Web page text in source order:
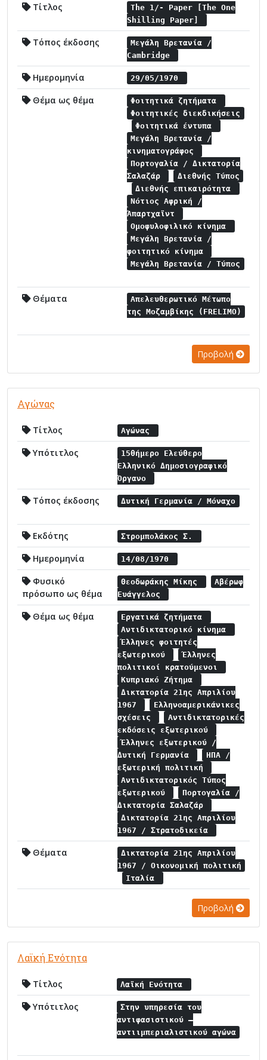
Τίτλος
The 1/- Paper [The One
Shilling Paper]
Τόπος έκδοσης
Μεγάλη Βρετανία /
Cambridge
Ημερομηνία 29/05/1970
Θέμα ως θέμα
Φοιτητικά ζητήματα
Φοιτητικές διεκδικήσεις
Φοιτητικά έντυπα
Μεγάλη Βρετανία /
κινηματογράφος
Πορτογαλία / Δικτατορία
Σαλαζάρ
Διεθνής Τύπος
Διεθνής επικαιρότητα
Νότιος Αφρική /
Άπαρτχαϊντ
Ομοφυλοφιλικό κίνημα
Μεγάλη Βρετανία /
φοιτητικό κίνημα
Μεγάλη Βρετανία / Τύπος
Θέματα
Απελευθερωτικό Μέτωπο
της Μοζαμβίκης (FRELIMO)
Προβολή
Αγώνας
Τίτλος Αγώνας
Υπότιτλος
15θήμερο Ελεύθερο
Ελληνικό Δημοσιογραφικό
Όργανο
Τόπος έκδοσης Δυτική Γερμανία / Μόναχο
Εκδότης Στρομπολάκος Σ.
Ημερομηνία 14/08/1970
Φυσικό
πρόσωπο ως θέμα
Θεοδωράκης Μίκης
Αβέρωφ
Ευάγγελος
Θέμα ως θέμα
Εργατικά ζητήματα
Αντιδικτατορικό κίνημα
Έλληνες φοιτητές
εξωτερικού
Έλληνες
πολιτικοί κρατούμενοι
Κυπριακό Ζήτημα
Δικτατορία 21ης Απριλίου
1967
Ελληνοαμερικάνικες
σχέσεις
Αντιδικτατορικές
εκδόσεις εξωτερικού
Έλληνες εξωτερικού /
Δυτική Γερμανία
ΗΠΑ /
εξωτερική πολιτική
Αντιδικτατορικός Τύπος
εξωτερικού
Πορτογαλία /
Δικτατορία Σαλαζάρ
Δικτατορία 21ης Απριλίου
1967 / Στρατοδικεία
Θέματα
Δικτατορία 21ης Απριλίου
1967 / Οικονομική πολιτική
Ιταλία
Προβολή
Λαϊκή Ενότητα
Τίτλος Λαϊκή Ενότητα
Υπότιτλος
Στην υπηρεσία του
αντιφασιστικού –
αντιιμπεριαλιστικού αγώνα